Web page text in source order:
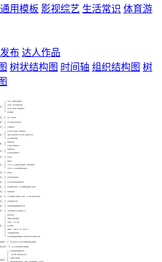
通用模板 影视综艺 生活常识 体育游
布 达人作品
树状结构图 时间轴 组织结构图 树